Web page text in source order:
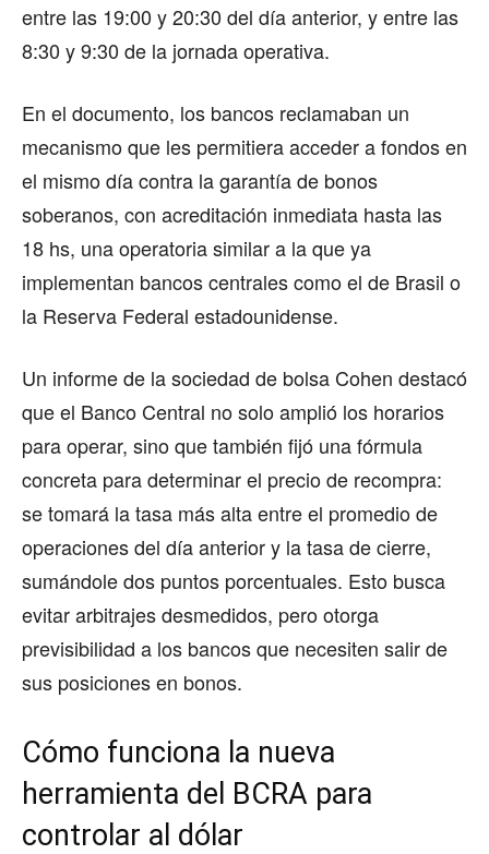
entre las 19:00 y 20:30 del día anterior, y entre las
8:30 y 9:30 de la jornada operativa.
En el documento, los bancos reclamaban un
mecanismo que les permitiera acceder a fondos en
el mismo día contra la garantía de bonos
soberanos, con acreditación inmediata hasta las
18 hs, una operatoria similar a la que ya
implementan bancos centrales como el de Brasil o
la Reserva Federal estadounidense.
Un informe de la sociedad de bolsa Cohen destacó
que el Banco Central no solo amplió los horarios
para operar, sino que también fijó una fórmula
concreta para determinar el precio de recompra:
se tomará la tasa más alta entre el promedio de
operaciones del día anterior y la tasa de cierre,
sumándole dos puntos porcentuales. Esto busca
evitar arbitrajes desmedidos, pero otorga
previsibilidad a los bancos que necesiten salir de
sus posiciones en bonos.
Cómo funciona la nueva
herramienta del BCRA para
controlar al dólar